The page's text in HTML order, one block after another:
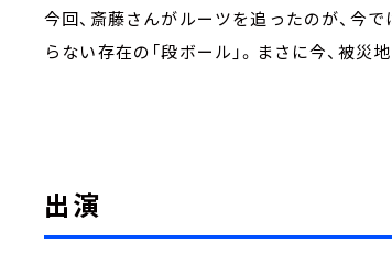
今回、斎藤さんがルーツを追ったのが、今
らない存在の「段ボール」。まさに今、被災
出演